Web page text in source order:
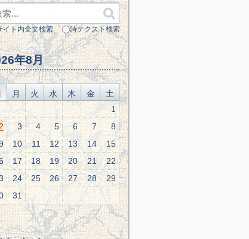
イト内全文検索 詩テクスト検索
年8月
月 火 水 木 金
土
1
3 4 5 6 7
8
10 11 12 13 14
15
17 18 19 20 21
22
24 25 26 27 28
29
31